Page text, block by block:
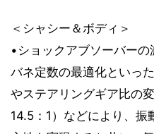
＜シャシー＆ボディ＞
•ショックアブソーバー
バネ定数の最適化といっ
やステアリングギア比の
14.5：1）などにより、振